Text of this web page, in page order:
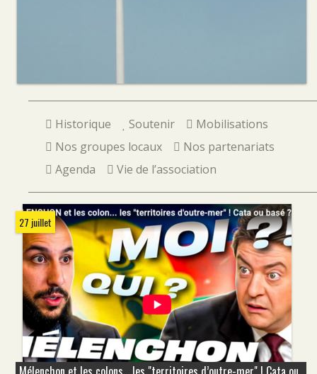
Historique Soutenir
Mobilisations
Nos groupes locaux
Nos partenariats
Agenda
Vie de l’association
27 juillet